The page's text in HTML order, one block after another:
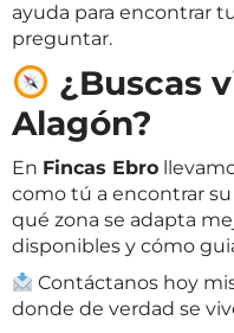
ayuda para encontrar
preguntar.
¿Buscas
Alagón?
En Fincas Ebro
como tú a encontrar
qué zona se adapta
disponibles y cómo
Contáctanos hoy
donde de verdad se